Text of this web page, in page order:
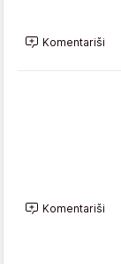
Komentariši
Komentariši